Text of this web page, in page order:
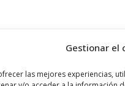
Gestionar el
las mejores experiencias,
Boost Oxygen es sólo
adultos mayores y personas
para comprar Boost